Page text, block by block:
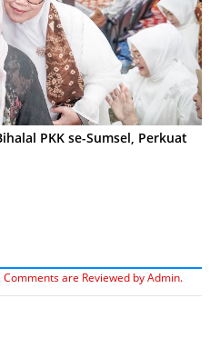
PKK se-Sumsel, Perkuat
are Reviewed by Admin.